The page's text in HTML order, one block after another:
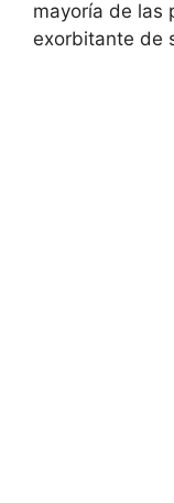
mayoría de las
exorbitante de